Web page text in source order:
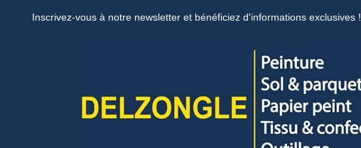
Inscrivez-vous à notre newsletter et bénéficiez d'informations exclusives !